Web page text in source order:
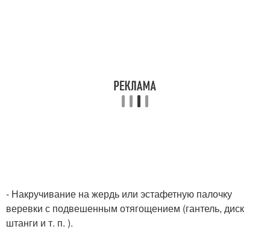
- Накручивание на жердь или эстафетную палочку
веревки с подвешенным отягощением (гантель, диск
штанги и т. п. ).